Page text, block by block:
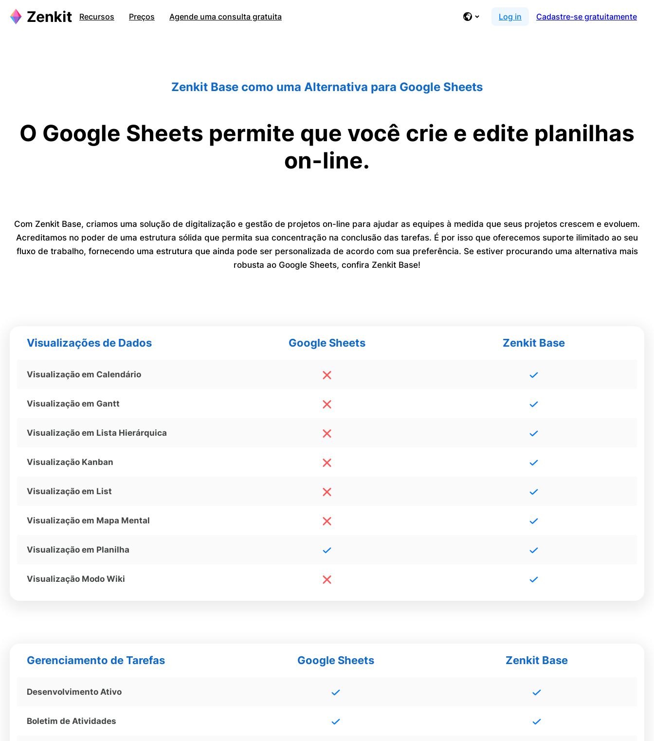
Recursos Preços Agende uma consulta gratuita Log in Cadastre-se gratuitamente
Zenkit Base como uma Alternativa para Google Sheets
O Google Sheets permite que você crie e edite planilhas
on-line.
Com Zenkit Base, criamos uma solução de digitalização e gestão de projetos on-line para ajudar as equipes à medida que seus projetos crescem e evoluem.
Acreditamos no poder de uma estrutura sólida que permita sua concentração na conclusão das tarefas. É por isso que oferecemos suporte ilimitado ao seu
fluxo de trabalho, fornecendo uma estrutura que ainda pode ser personalizada de acordo com sua preferência. Se estiver procurando uma alternativa mais
robusta ao Google Sheets, confira Zenkit Base!
Visualizações de Dados Google Sheets Zenkit Base
Visualização em Calendário
Visualização em Gantt
Visualização em Lista Hierárquica
Visualização Kanban
Visualização em List
Visualização em Mapa Mental
Visualização em Planilha
Visualização Modo Wiki
Gerenciamento de Tarefas Google Sheets Zenkit Base
Desenvolvimento Ativo
Boletim de Atividades